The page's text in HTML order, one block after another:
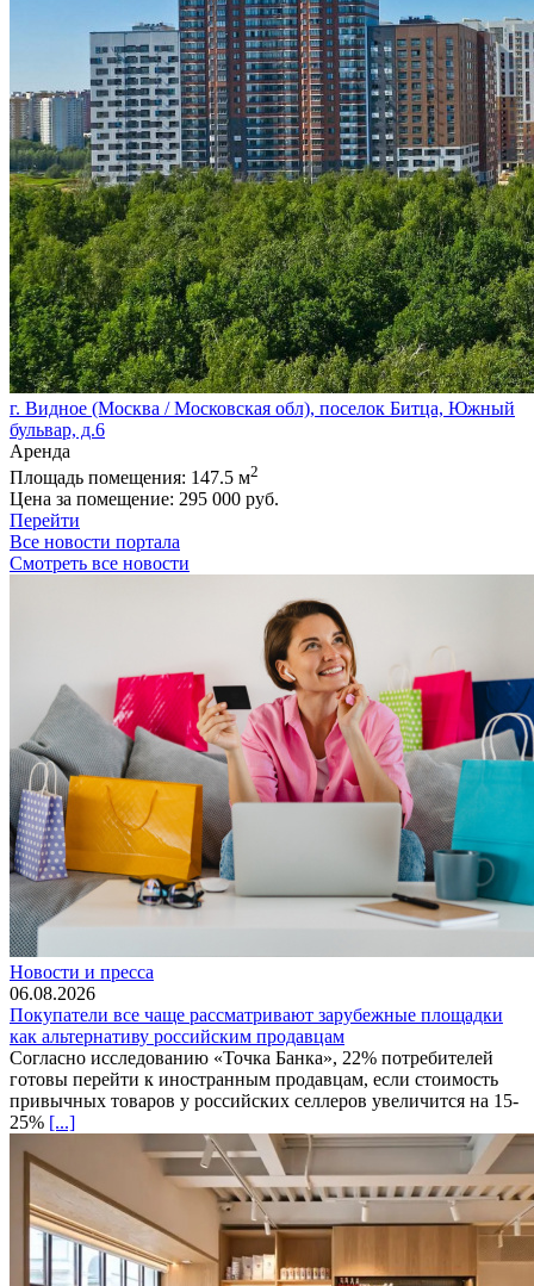
г. Видное (Москва / Московская обл), поселок Битца, Южный
бульвар, д.6
Аренда
Площадь помещения: 147.5 м2
Цена за помещение: 295 000 руб.
Перейти
Все новости портала
Смотреть все новости
Новости и пресса
06.08.2026
Покупатели все чаще рассматривают зарубежные площадки
как альтернативу российским продавцам
Согласно исследованию «Точка Банка», 22% потребителей
готовы перейти к иностранным продавцам, если стоимость
привычных товаров у российских селлеров увеличится на 15-
25% [...]